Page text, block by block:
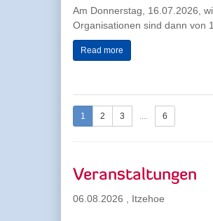
Am Donnerstag, 16.07.2026,
Organisationen sind dann von
Read more
1 2 3 6
Veranstaltungen
06.08.2026 Itzehoe